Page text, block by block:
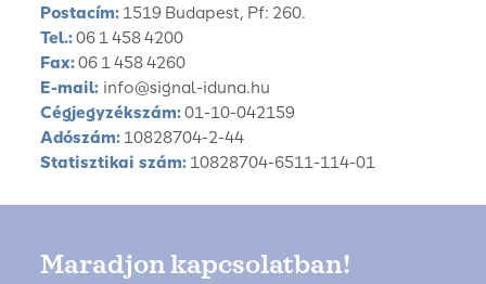
Postacím: 1519 Budapest, Pf: 260.
Tel.:06 1 458 4200
Fax:06 1 458 4260
E-mail: info@signal-iduna.hu
Cégjegyzékszám:01-10-042159
Adószám: 10828704-2-44
Statisztikai szám: 10828704-6511-114-01
Maradjon kapcsolatban!